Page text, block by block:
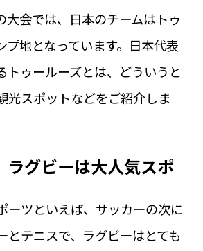
会では、日本のチームはトゥ
プ地となっています。日本代表
トゥールーズとは、どういうと
スポットなどをご紹介しま
ラグビーは大人気スポ
ーツといえば、サッカーの次に
とテニスで、ラグビーはとても